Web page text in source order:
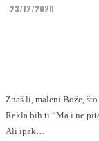
23/12/2020
Znaš li, maleni Bože,
Rekla bih ti “Ma i ne
Ali ipak…